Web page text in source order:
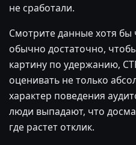
не сработали.
Смотрите данные хотя бы
обычно достаточно,
картину по удержанию,
оценивать не только
характер поведения
люди выпадают, что
где растет отклик.